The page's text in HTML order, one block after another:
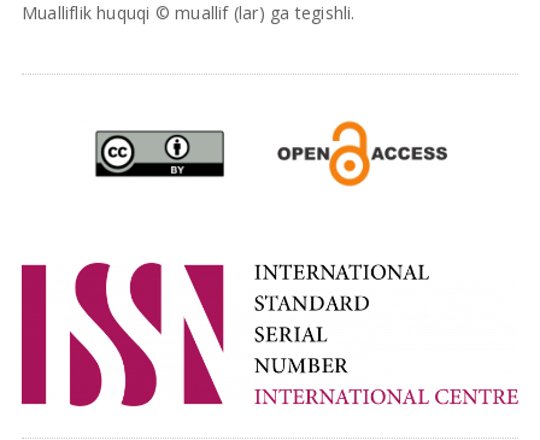
Mualliflik huquqi © muallif (lar) ga tegishli.